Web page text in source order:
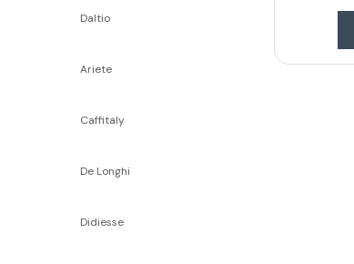
Daltio
Ariete
Caffitaly
De Longhi
Didiesse